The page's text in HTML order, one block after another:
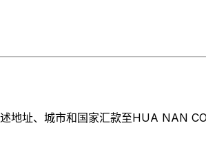
地址、城市和国家汇款至HUA NAN